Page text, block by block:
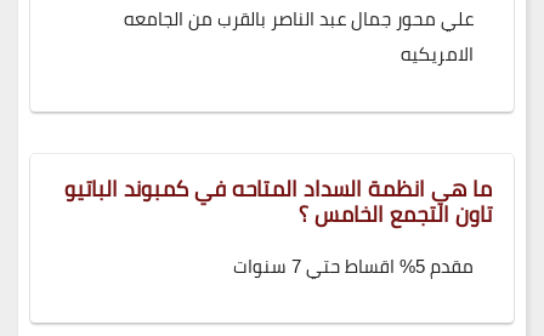
علي محور جمال عبد الناصر بالقرب من الجامعه
الامريكيه
ما هي انظمة السداد المتاحه في كمبوند الباتيو
تاون التجمع الخامس ؟
مقدم 5% اقساط حتي 7 سنوات